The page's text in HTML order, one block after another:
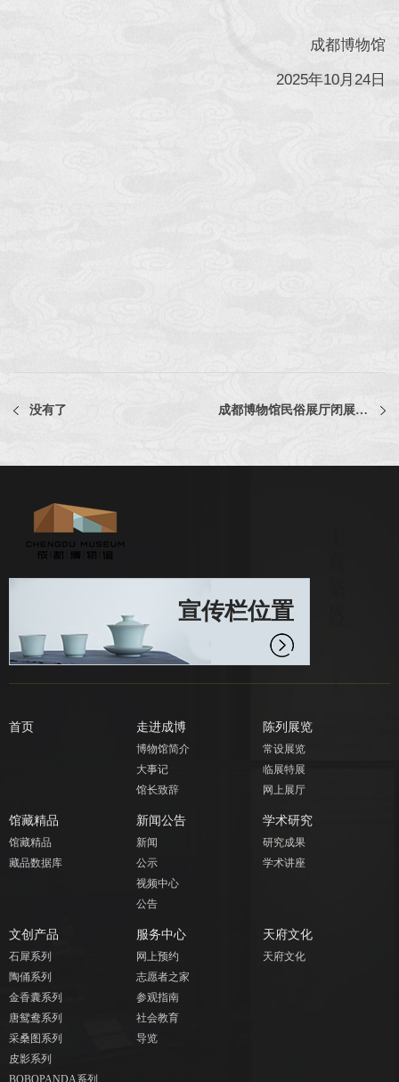
成都博物馆
2025年10月24日
没有了 成都博物馆民俗展厅闭展公告
宣传栏位置
首页 走进成博
博物馆简介
大事记
馆长致辞
陈列展览
常设展览
临展特展
网上展厅
馆藏精品
馆藏精品
藏品数据库
新闻公告
新闻
公示
视频中心
公告
学术研究
研究成果
学术讲座
文创产品
石犀系列
陶俑系列
金香囊系列
唐鸳鸯系列
采桑图系列
皮影系列
BOBOPANDA系列
服务中心
网上预约
志愿者之家
参观指南
社会教育
导览
天府文化
天府文化